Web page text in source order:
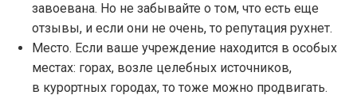
завоевана. Но не забывайте о том, что есть еще
отзывы, и если они не очень, то репутация рухнет.
Место. Если ваше учреждение находится в особых
местах: горах, возле целебных источников,
в курортных городах, то тоже можно продвигать.